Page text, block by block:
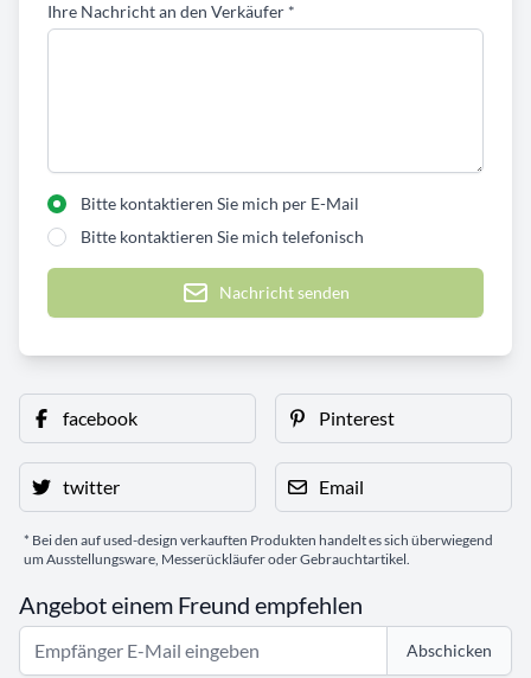
Ihre Nachricht an den Verkäufer *
Bitte kontaktieren Sie mich per E-Mail
Bitte kontaktieren Sie mich telefonisch
Nachricht senden
facebook Pinterest
twitter Email
* Bei den auf used-design verkauften Produkten handelt es sich überwiegend
um Ausstellungsware, Messerückläufer oder Gebrauchtartikel.
Angebot einem Freund empfehlen
Abschicken